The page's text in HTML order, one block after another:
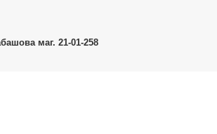
маг. 21-01-258